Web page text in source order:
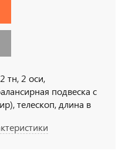
тн, 2 оси,
подвеска с
телескоп, длина в